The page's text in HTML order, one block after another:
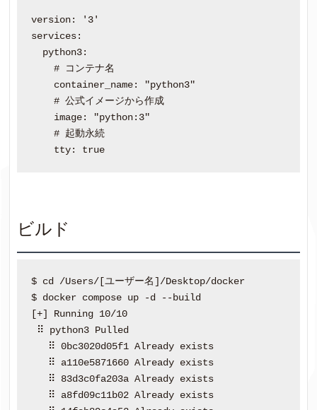
version: '3'
services:
  python3:
    # コンテナ名
    container_name: "python3"
    # 公式イメージから作成
    image: "python:3"
    # 起動永続
ビルド
$ cd /Users/[ユーザー名]/Desktop/docker
$ docker compose up -d --build
[+] Running 10/10
⠿ python3 Pulled
⠿ 0bc3020d05f1 Already exists
⠿ a110e5871660 Already exists
⠿ 83d3c0fa203a Already exists
⠿ a8fd09c11b02 Already exists